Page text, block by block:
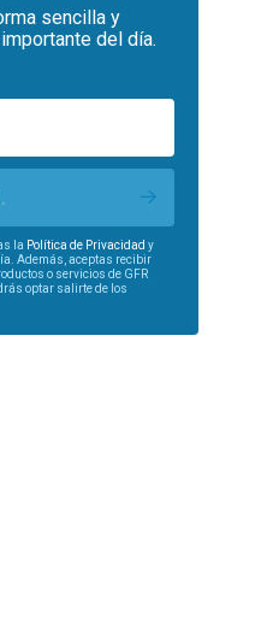
sencilla y
del día.
la Política de Privacidad y
Además, aceptas recibir
o servicios de GFR
optar salirte de los